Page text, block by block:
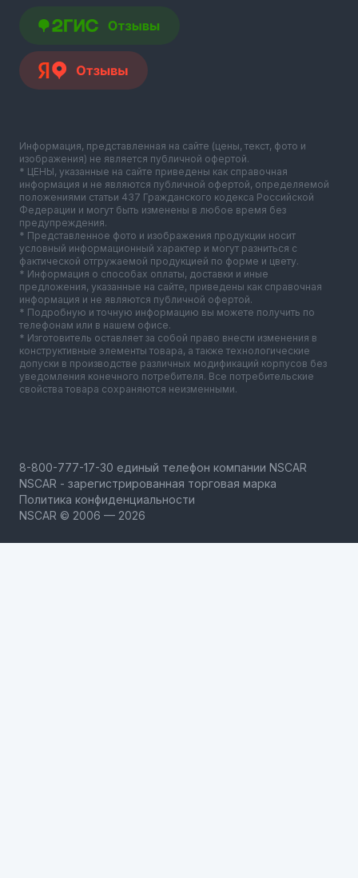
Информация, представленная на сайте (цены, текст, фото и
изображения) не является публичной офертой.
* ЦЕНЫ, указанные на сайте приведены как справочная
информация и не являются публичной офертой, определяемой
положениями статьи 437 Гражданского кодекса Российской
Федерации и могут быть изменены в любое время без
предупреждения.
* Представленное фото и изображения продукции носит
условный информационный характер и могут разниться с
фактической отгружаемой продукцией по форме и цвету.
* Информация о способах оплаты, доставки и иные
предложения, указанные на сайте, приведены как справочная
информация и не являются публичной офертой.
* Подробную и точную информацию вы можете получить по
телефонам или в нашем офисе.
* Изготовитель оставляет за собой право внести изменения в
конструктивные элементы товара, а также технологические
допуски в производстве различных модификаций корпусов без
уведомления конечного потребителя. Все потребительские
свойства товара сохраняются неизменными.
NSCAR - зарегистрированная торговая марка
Политика конфиденциальности
NSCAR © 2006 — 2026